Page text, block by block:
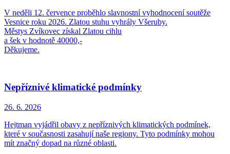
V neděli 12. července proběhlo slavnostní vyhodnocení soutěže
Vesnice roku 2026. Zlatou stuhu vyhrály Všeruby.
Městys Zvíkovec získal Zlatou cihlu
a šek v hodnotě 40000,-
Děkujeme.
Nepříznivé klimatické podmínky
26. 6. 2026
Hejtman vyjádřil obavy z nepříznivých klimatických podmínek,
které v současnosti zasahují naše regiony. Tyto podmínky mohou
mít značný dopad na různé oblasti.